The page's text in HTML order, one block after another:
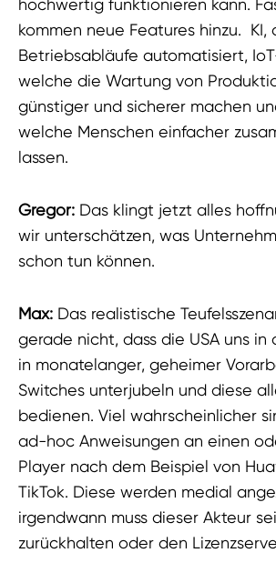
hochwertig funktionieren kann.
kommen neue Features hinzu. KI,
Betriebsabläufe automatisiert,
welche die Wartung von
günstiger und sicherer machen
welche Menschen einfacher
lassen.
Gregor: Das klingt jetzt alles
wir unterschätzen, was
schon tun können.
Max: Das realistische
gerade nicht, dass die USA uns in
in monatelanger, geheimer
Switches unterjubeln und diese
bedienen. Viel wahrscheinlicher
ad-hoc Anweisungen an einen
Player nach dem Beispiel von
TikTok. Diese werden medial
irgendwann muss dieser Akteur
zurückhalten oder den